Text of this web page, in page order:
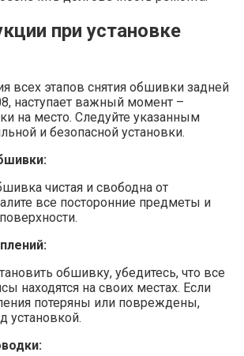
при установке
всех этапов снятия обшивки задней
наступает важный момент –
на место. Следуйте указанным
и безопасной установки.
чистая и свободна от
все посторонние предметы и
обшивку, убедитесь, что все
находятся на своих местах. Если
потеряны или повреждены,
установкой.